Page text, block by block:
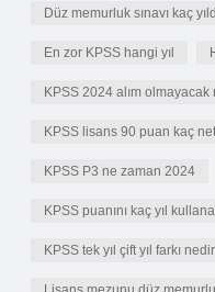
Düz memurluk sınavı kaç
En zor KPSS hangi yıl
KPSS 2024 alım olmayacak
KPSS lisans 90 puan kaç
KPSS P3 ne zaman 2024
KPSS puanını kaç yıl
KPSS tek yıl çift yıl farkı nedir